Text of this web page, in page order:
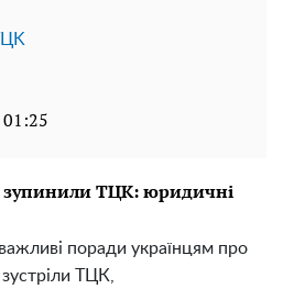
TЦK
ТЦК: юридичні
поради українцям про
ТЦК,